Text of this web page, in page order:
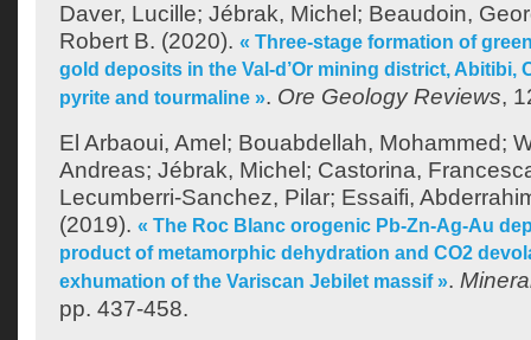
Daver, Lucille; Jébrak, Michel ; Beaudoin,
Robert B. (2020). « Three-stage formation of
gold deposits in the Val-d’Or mining district, Abitibi,
pyrite and tourmaline ». Ore Geology Reviews,
El Arbaoui, Amel ; Bouabdellah, Mohammed;
Andreas; Jébrak, Michel ; Castorina,
Lecumberri-Sanchez, Pilar; Essaifi,
(2019). « The Roc Blanc orogenic Pb-Zn-Ag-Au
product of metamorphic dehydration and CO2
exhumation of the Variscan Jebilet massif ».
pp. 437-458.